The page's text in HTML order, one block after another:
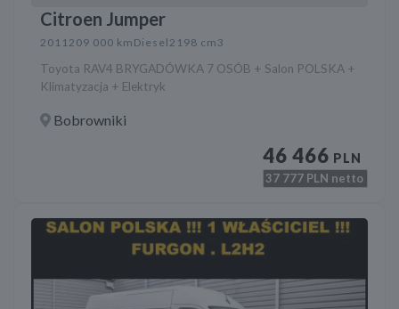
Citroen Jumper
2011209 000 km Diesel2198 cm3
Toyota RAV4 BRYGADÓWKA 7 OSÓB + Salon POLSKA +
Klimatyzacja + Elektryk
Bobrowniki
46 466 PLN
37 777 PLN netto